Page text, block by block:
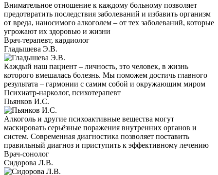
Внимательное отношение к каждому больному позволяет
предотвратить последствия заболеваний и избавить организм
от вреда, наносимого алкоголем – от тех заболеваний, которые
угрожают их здоровью и жизни
Врач-терапевт, кардиолог
Гладышева Э.В.
Каждый наш пациент – личность, это человек, в жизнь
которого вмешалась болезнь. Мы поможем достичь главного
результата – гармонии с самим собой и окружающим миром
Психиатр-нарколог, психотерапевт
Пьянков И.С.
Алкоголь и другие психоактивные вещества могут
маскировать серьёзные поражения внутренних органов и
систем. Современная диагностика позволяет поставить
правильный диагноз и приступить к эффективному лечению
Врач-сонолог
Сидорова Л.В.